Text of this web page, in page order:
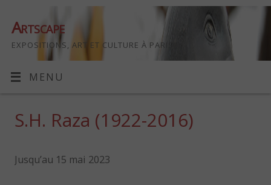
Artscape
EXPOSITIONS, ART ET CULTURE À PARIS
MENU
S.H. Raza (1922-2016)
Jusqu’au 15 mai 2023